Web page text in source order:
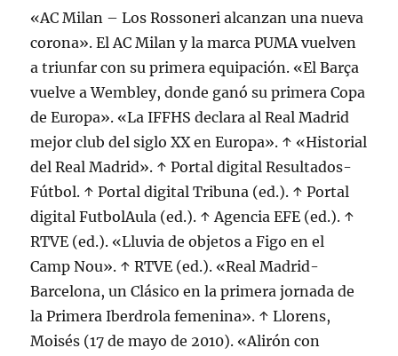
«AC Milan – Los Rossoneri alcanzan una nueva
corona». El AC Milan y la marca PUMA vuelven
a triunfar con su primera equipación. «El Barça
vuelve a Wembley, donde ganó su primera Copa
de Europa». «La IFFHS declara al Real Madrid
mejor club del siglo XX en Europa». ↑ «Historial
del Real Madrid». ↑ Portal digital Resultados-
Fútbol. ↑ Portal digital Tribuna (ed.). ↑ Portal
digital FutbolAula (ed.). ↑ Agencia EFE (ed.). ↑
RTVE (ed.). «Lluvia de objetos a Figo en el
Camp Nou». ↑ RTVE (ed.). «Real Madrid-
Barcelona, un Clásico en la primera jornada de
la Primera Iberdrola femenina». ↑ Llorens,
Moisés (17 de mayo de 2010). «Alirón con